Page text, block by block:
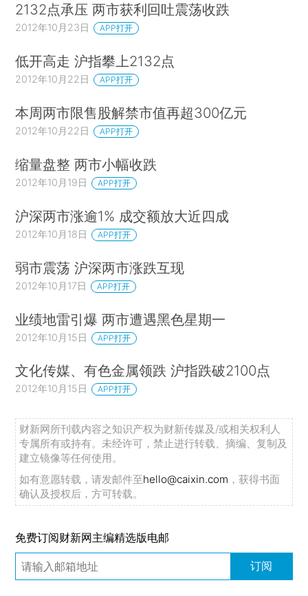
2132点承压 两市获利回吐震荡收跌
2012年10月23日 APP打开
低开高走 沪指攀上2132点
2012年10月22日 APP打开
本周两市限售股解禁市值再超300亿元
2012年10月22日 APP打开
缩量盘整 两市小幅收跌
2012年10月19日 APP打开
沪深两市涨逾1% 成交额放大近四成
2012年10月18日 APP打开
弱市震荡 沪深两市涨跌互现
2012年10月17日 APP打开
业绩地雷引爆 两市遭遇黑色星期一
2012年10月15日 APP打开
文化传媒、有色金属领跌 沪指跌破2100点
2012年10月15日 APP打开
财新网所刊载内容之知识产权为财新传媒及/或相关权利人
专属所有或持有。未经许可，禁止进行转载、摘编、复制及
建立镜像等任何使用。
如有意愿转载，请发邮件至hello@caixin.com ，获得书面
确认及授权后，方可转载。
免费订阅财新网主编精选版电邮
订阅